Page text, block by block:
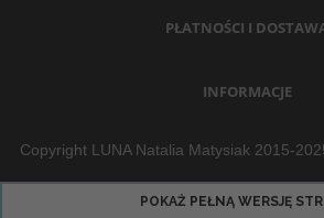
PŁATNOŚCI I
INFORMACJE
Copyright LUNA Natalia Matysiak 2015-
POKAŻ PEŁNĄ WERSJĘ